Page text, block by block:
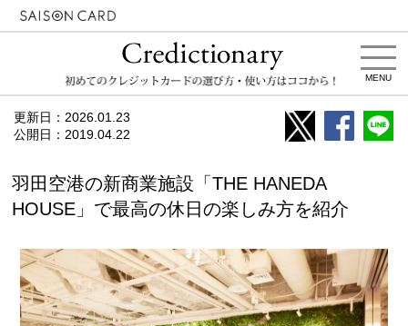
MENU
更新日： 2026.01.23
公開日： 2019.04.22
羽田空港の新商業施設「THE HANEDA
HOUSE」で最高の休日の楽しみ方を紹介